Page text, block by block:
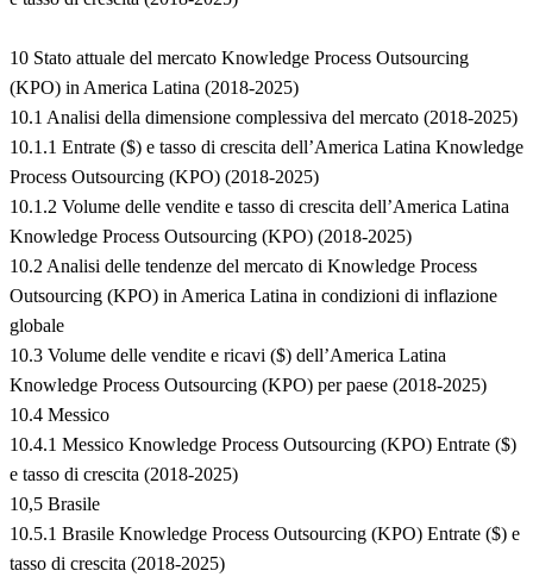
10 Stato attuale del mercato Knowledge Process Outsourcing
(KPO) in America Latina (2018-2025)
10.1 Analisi della dimensione complessiva del mercato (2018-2025)
10.1.1 Entrate ($) e tasso di crescita dell’America Latina Knowledge
Process Outsourcing (KPO) (2018-2025)
10.1.2 Volume delle vendite e tasso di crescita dell’America Latina
Knowledge Process Outsourcing (KPO) (2018-2025)
10.2 Analisi delle tendenze del mercato di Knowledge Process
Outsourcing (KPO) in America Latina in condizioni di inflazione
globale
10.3 Volume delle vendite e ricavi ($) dell’America Latina
Knowledge Process Outsourcing (KPO) per paese (2018-2025)
10.4 Messico
10.4.1 Messico Knowledge Process Outsourcing (KPO) Entrate ($)
e tasso di crescita (2018-2025)
10,5 Brasile
10.5.1 Brasile Knowledge Process Outsourcing (KPO) Entrate ($) e
tasso di crescita (2018-2025)